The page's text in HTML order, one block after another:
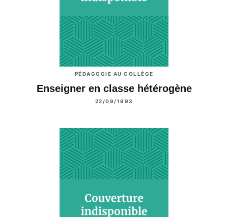
PÉDAGOGIE AU COLLÈGE
Enseigner en classe hétérogène
22/09/1993